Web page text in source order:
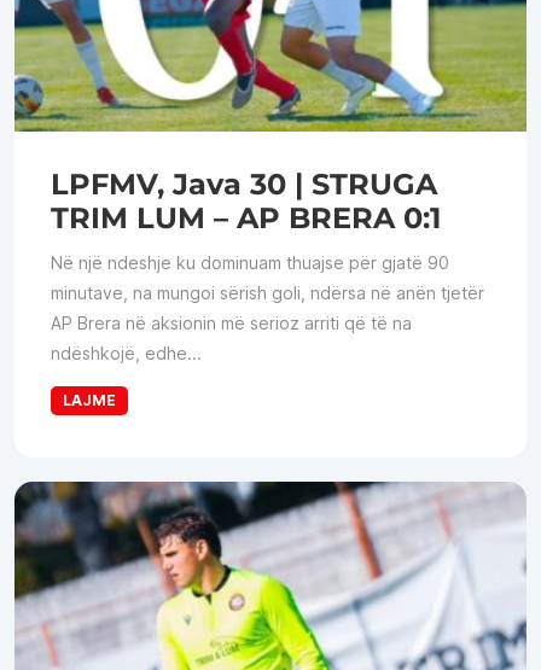
LPFMV, Java 30 | STRUGA
TRIM LUM – AP BRERA 0:1
Në një ndeshje ku dominuam thuajse për gjatë 90
minutave, na mungoi sërish goli, ndërsa në anën tjetër
AP Brera në aksionin më serioz arriti që të na
ndëshkojë, edhe...
LAJME